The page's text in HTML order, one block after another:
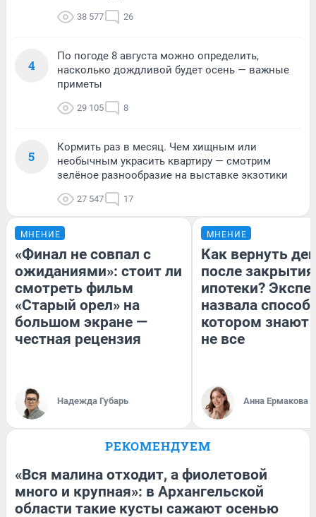
38 577 26
4
По погоде 8 августа можно определить,
насколько дождливой будет осень — важные
приметы
29 105 8
5
Кормить раз в месяц. Чем хищным или
необычным украсить квартиру — смотрим
зелёное разнообразие на выставке экзотики
27 547 17
МНЕНИЕ
«Финал не совпал с
ожиданиями»: стоит ли
смотреть фильм
«Старый орел» на
большом экране —
честная рецензия
Надежда Губарь
МНЕНИЕ
Как вернуть
после закрытия
ипотеки?
назвала
котором знают
не все
Анна Ермакова
РЕКОМЕНДУЕМ
«Вся малина отходит, а фиолетовой
много и крупная»: в Архангельской
области такие кусты сажают осенью